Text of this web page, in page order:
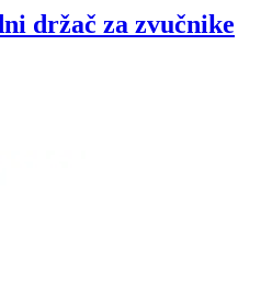
držač za zvučnike